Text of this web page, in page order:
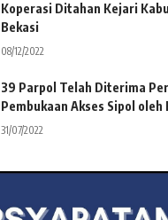
Koperasi Ditahan Kejari
Bekasi
08/12/2022
39 Parpol Telah Diterima
Pembukaan Akses Sipol oleh
31/07/2022